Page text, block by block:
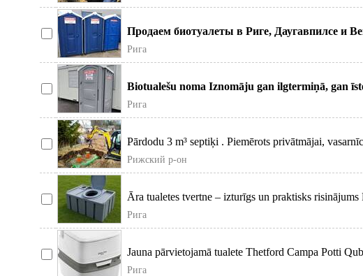
Продаем биотуалеты в Риге, Даугавпилсе и
наличие разные модели и цвета
Рига
Biotualešu noma Iznomāju gan ilgtermiņā, gan
veicam piegādi un uz
Рига
Pārdodu 3 m³ septiķi . Piemērots privātmājai,
objektam. Izturīg
Рижский р-он
Āra tualetes tvertne – izturīgs un praktisks risinājums
kvalitatīvu āra
Рига
Jauna pārvietojamā tualete Thetford Campa Potti
Pārdodu piln
Рига